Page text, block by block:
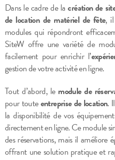
Dans le cadre de lacréation de
de location de matériel de fête,
modules qui répondront
SiteW offre une variété de
facilement pour enrichir l’
gestion de votre activité en ligne.
Tout d’abord, le module de
pour touteentreprise de location.
la disponibilité de vos
directement en ligne. Ce module
des réservations, mais il améliore
offrant une solution pratique et